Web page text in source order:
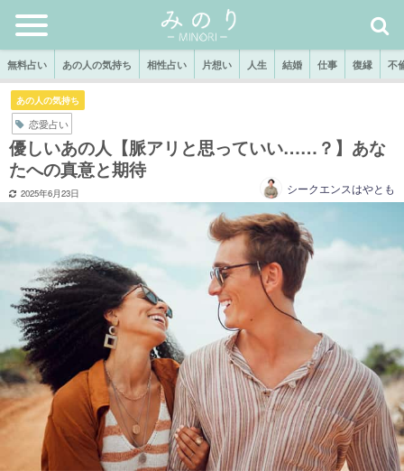
無料占い あの人の気持ち 相性占い 片想い 人生 結婚 仕事 復縁 不
あの人の気持ち
恋愛占い
優しいあの人【脈アリと思っていい……？】あな
たへの真意と期待
2025年6月23日 シークエンスはやとも